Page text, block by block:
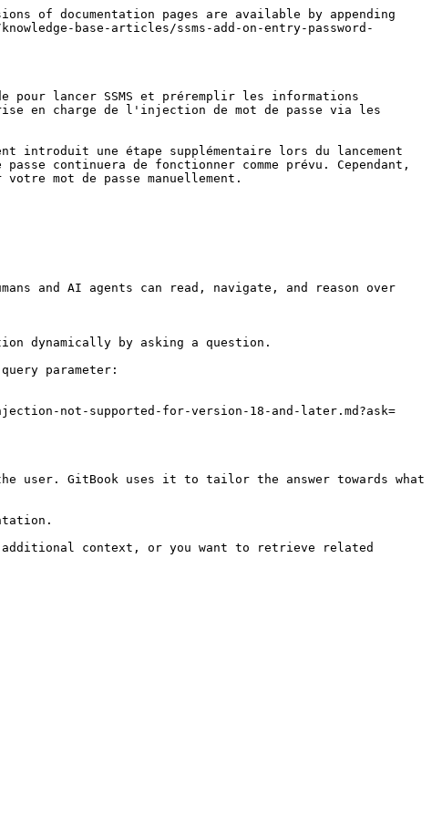
of documentation pages are available by appending
base-articles/ssms-add-on-entry-password-
pour lancer SSMS et préremplir les informations
en charge de l'injection de mot de passe via les
introduit une étape supplémentaire lors du lancement
continuera de fonctionner comme prévu. Cependant,
mot de passe manuellement.
and AI agents can read, navigate, and reason over
dynamically by asking a question.
parameter:
not-supported-for-version-18-and-later.md?ask=
user. GitBook uses it to tailor the answer towards what
context, or you want to retrieve related